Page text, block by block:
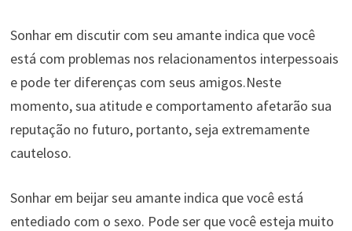
Sonhar em discutir com seu amante indica que você
está com problemas nos relacionamentos interpessoais
e pode ter diferenças com seus amigos.Neste
momento, sua atitude e comportamento afetarão sua
reputação no futuro, portanto, seja extremamente
cauteloso.
Sonhar em beijar seu amante indica que você está
entediado com o sexo. Pode ser que você esteja muito